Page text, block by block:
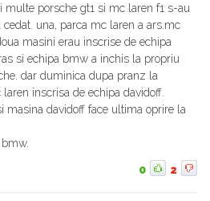
porsche gt1 si mc laren f1 s-au
una, parca mc laren a ars.mc
masini erau inscrise de echipa
si echipa bmw a inchis la propriu
dar duminica dupa pranz la
inscrisa de echipa davidoff.
masina davidoff face ultima oprire la
0 2